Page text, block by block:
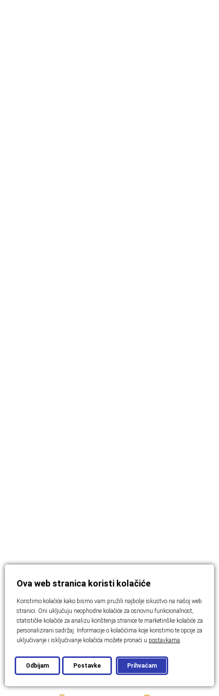
749.000,00€
DODAJ U OMILJENE
Ova web stranica koristi kolačiće
Koristimo kolačiće kako bismo vam pružili najbolje iskustvo na našoj web
stranici. Oni uključuju neophodne kolačiće za osnovnu funkcionalnost,
statističke kolačiće za analizu korištenja stranice te marketinške kolačiće za
personalizirani sadržaj. Informacije o kolačićima koje koristimo te opcije za
uključivanje i isključivanje kolačića možete pronaći u postavkama.
Prihvaćam
Odbijam Postavke